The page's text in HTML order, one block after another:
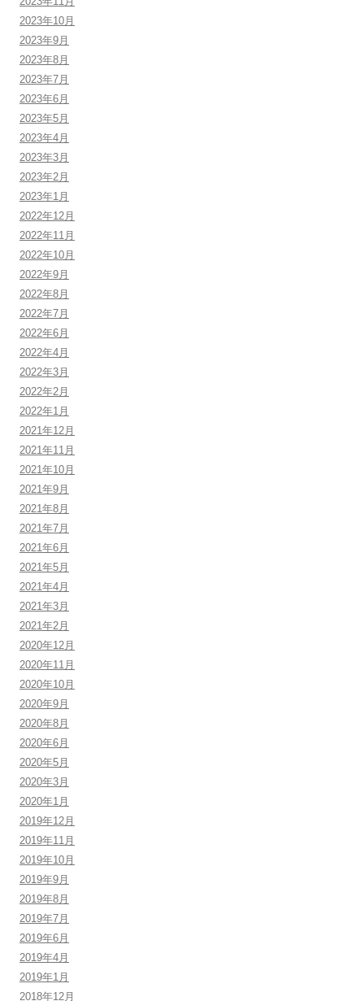
2023年10月
2023年9月
2023年8月
2023年7月
2023年6月
2023年5月
2023年4月
2023年3月
2023年2月
2023年1月
2022年12月
2022年11月
2022年10月
2022年9月
2022年8月
2022年7月
2022年6月
2022年4月
2022年3月
2022年2月
2022年1月
2021年12月
2021年11月
2021年10月
2021年9月
2021年8月
2021年7月
2021年6月
2021年5月
2021年4月
2021年3月
2021年2月
2020年12月
2020年11月
2020年10月
2020年9月
2020年8月
2020年6月
2020年5月
2020年3月
2020年1月
2019年12月
2019年11月
2019年10月
2019年9月
2019年8月
2019年7月
2019年6月
2019年4月
2019年1月
2018年12月